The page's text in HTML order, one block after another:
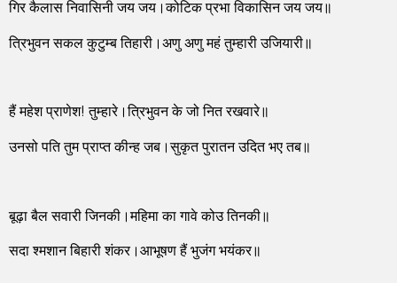
गिर कैलास निवासिनी जय जय।कोटिक प्रभा विकासिन जय जय॥
त्रिभुवन सकल कुटुम्ब तिहारी।अणु अणु महं तुम्हारी उजियारी॥
हैं महेश प्राणेश! तुम्हारे।त्रिभुवन के जो नित रखवारे॥
उनसो पति तुम प्राप्त कीन्ह जब।सुकृत पुरातन उदित भए तब॥
बूढ़ा बैल सवारी जिनकी।महिमा का गावे कोउ तिनकी॥
सदा श्मशान बिहारी शंकर।आभूषण हैं भुजंग भयंकर॥